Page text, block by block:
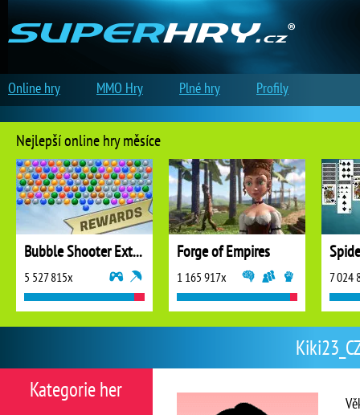
Kategorie her
Nejlepší online hry měsíce
Bubble Shooter Extreme
5 527 815x
Forge of Empires
1 165 917x 7 024
Online hry MMO Hry Plné hry Profily